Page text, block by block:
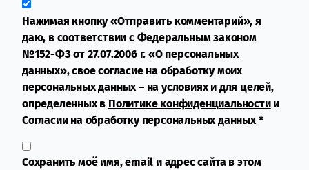
Нажимая кнопку «Отправить комментарий», я
даю, в соответствии с Федеральным законом
№152-ФЗ от 27.07.2006 г. «О персональных
данных», свое согласие на обработку моих
персональных данных – на условиях и для целей,
определенных в Политике конфиденциальностии
Согласии на обработку персональных данных*
Сохранить моё имя, email и адрес сайта в этом